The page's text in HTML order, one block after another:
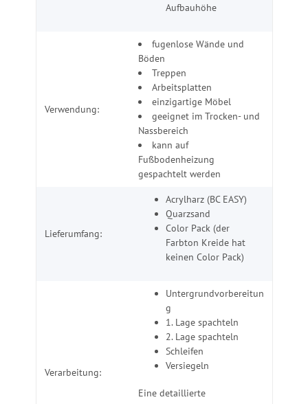
Aufbauhöhe
Verwendung:
fugenlose Wände und
Böden
Treppen
Arbeitsplatten
einzigartige Möbel
geeignet im Trocken- und
Nassbereich
kann auf
Fußbodenheizung
gespachtelt werden
Lieferumfang:
Acrylharz (BC EASY)
Quarzsand
Color Pack (der
Farbton Kreide hat
keinen Color Pack)
Verarbeitung:
Untergrundvorbereitun
g
1. Lage spachteln
2. Lage spachteln
Schleifen
Versiegeln
Eine detaillierte